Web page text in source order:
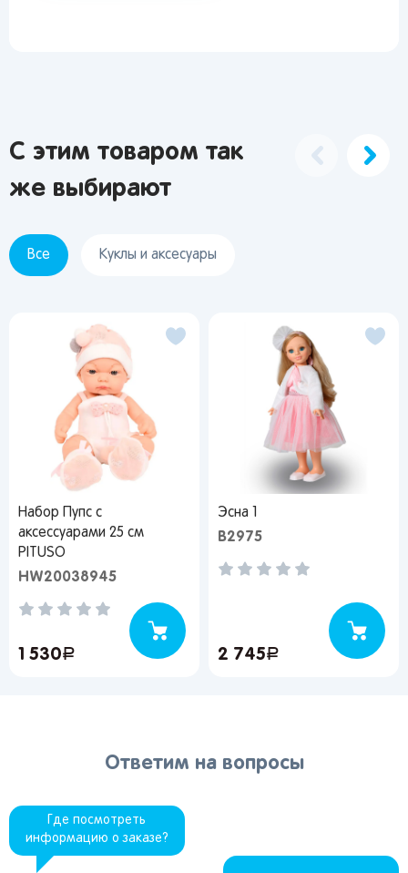
С этим товаром так
же выбирают
Все Куклы и аксесуары
Набор Пупс с
аксессуарами 25 см
PITUSO
HW20038945
1 530руб.
Эсна 1
В2975
2 745руб.
Ответим на вопросы
Где посмотреть
информацию о заказе?